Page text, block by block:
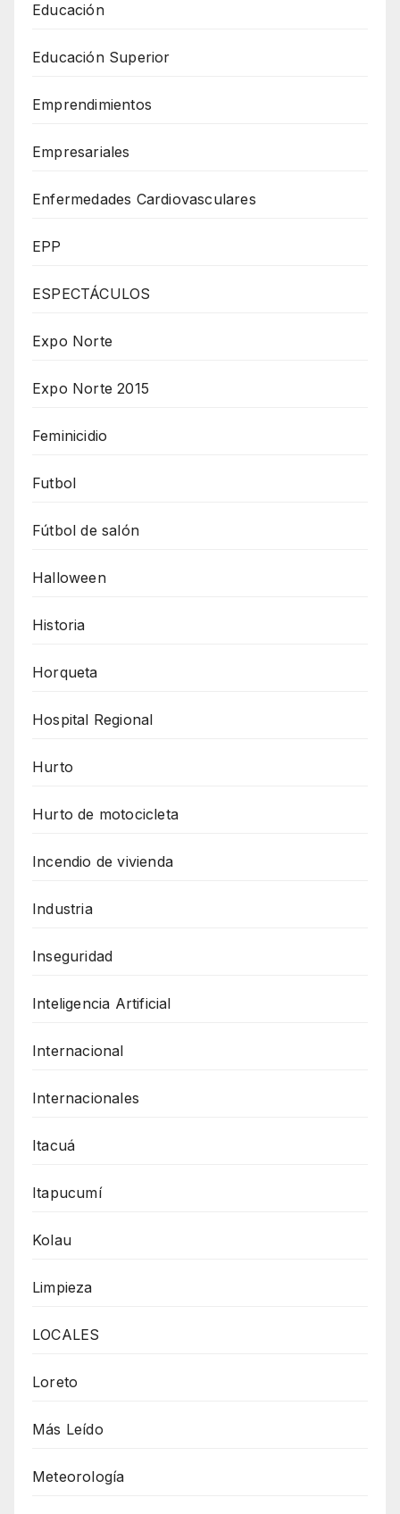
Educación
Educación Superior
Emprendimientos
Empresariales
Enfermedades Cardiovasculares
EPP
ESPECTÁCULOS
Expo Norte
Expo Norte 2015
Feminicidio
Futbol
Fútbol de salón
Halloween
Historia
Horqueta
Hospital Regional
Hurto
Hurto de motocicleta
Incendio de vivienda
Industria
Inseguridad
Inteligencia Artificial
Internacional
Internacionales
Itacuá
Itapucumí
Kolau
Limpieza
LOCALES
Loreto
Más Leído
Meteorología